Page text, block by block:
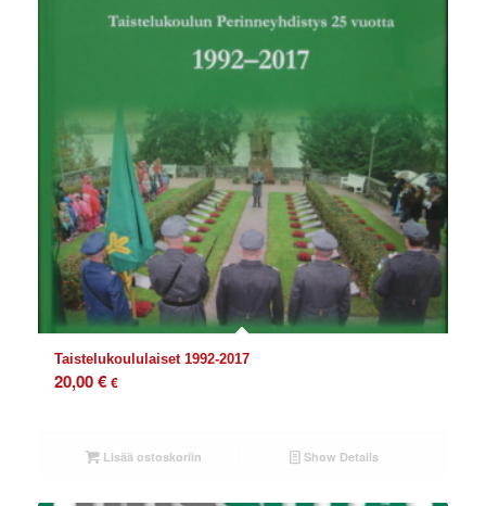
Taistelukoululaiset 1992-2017
20,00€ €
Lisää ostoskoriin Show Details